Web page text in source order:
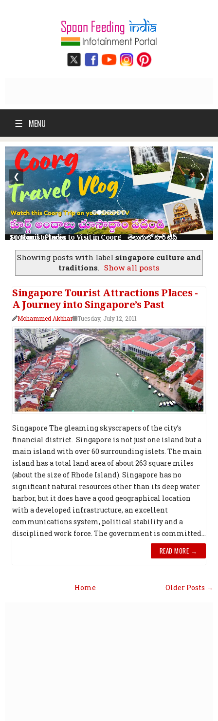
☰ MENU
10 Tourist Places to Visit in Coorg - తెలుగులో కూర్గ్ ట్రిప్ - Scotland of India
❮ ❯
Showing posts with label singapore culture and
traditions. Show all posts
Singapore Tourist Attractions Places -
A Journey into Singapore’s Past
Mohammed Akbhar Tuesday, July 12, 2011
Singapore The gleaming skyscrapers of the city’s
financial district. Singapore is not just one island but a
main island with over 60 surrounding islets. The main
island has a total land area of about 263 square miles
(about the size of Rhode Island). Singapore has no
significant natural resources other than its deep water
harbor, but it does have a good geographical location
with a developed infrastructure, an excellent
communications system, political stability and a
disciplined work force. The government is committed...
READ MORE →
Older Posts →
Home